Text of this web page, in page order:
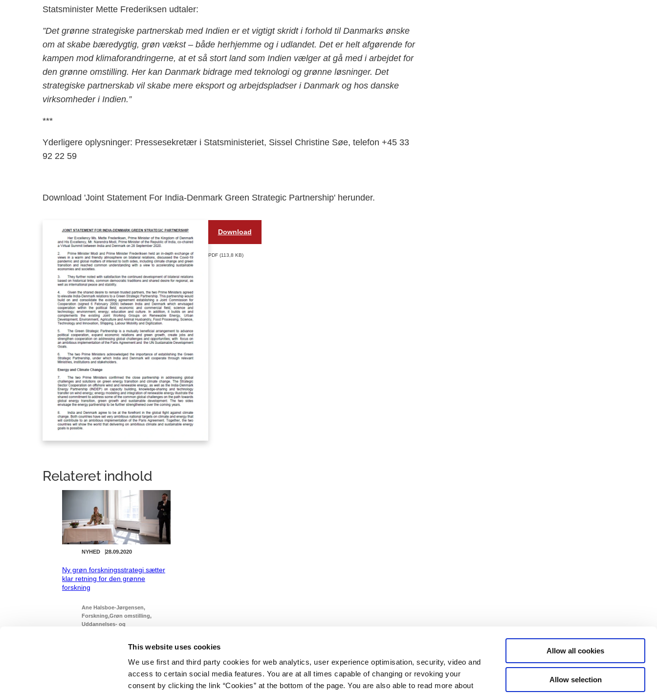
This website uses cookies
We use first and third party cookies for web analytics, user experience optimisation, security, video and
access to certain social media features. You are at all times capable of changing or revoking your
consent by clicking the link “Cookies” at the bottom of the page. You are also able to read more about
Allow all cookies
Allow selection
Statsminister Mette Frederiksen udtaler:
”Det grønne strategiske partnerskab med Indien er et vigtigt skridt i forhold til Danmarks ønske
om at skabe bæredygtig, grøn vækst – både herhjemme og i udlandet. Det er helt afgørende for
kampen mod klimaforandringerne, at et så stort land som Indien vælger at gå med i arbejdet for
den grønne omstilling. Her kan Danmark bidrage med teknologi og grønne løsninger. Det
strategiske partnerskab vil skabe mere eksport og arbejdspladser i Danmark og hos danske
virksomheder i Indien.”
***
Yderligere oplysninger: Pressesekretær i Statsministeriet, Sissel Christine Søe, telefon +45 33
92 22 59
Download 'Joint Statement For India-Denmark Green Strategic Partnership' herunder.
Download
PDF 113,8 KB
Relateret indhold
28.09.2020
NYHED
Ny grøn forskningsstrategi sætter
klar retning for den grønne
forskning
Ane Halsboe-Jørgensen
Forskning Grøn omstilling
Uddannelses- og